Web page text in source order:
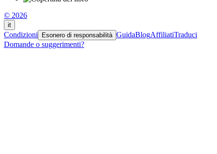
© 2026
it
Condizioni Esonero di responsabilità GuidaBlogAffiliatiTraduci
Domande o suggerimenti?